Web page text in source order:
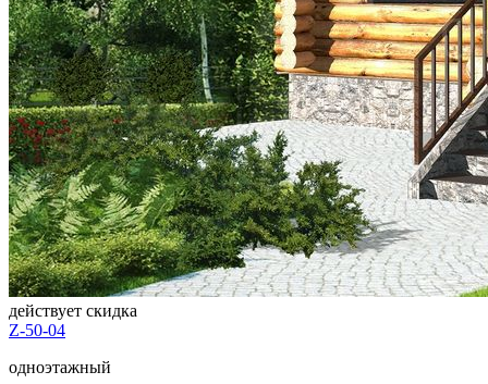
действует скидка
Z-50-04
одноэтажный